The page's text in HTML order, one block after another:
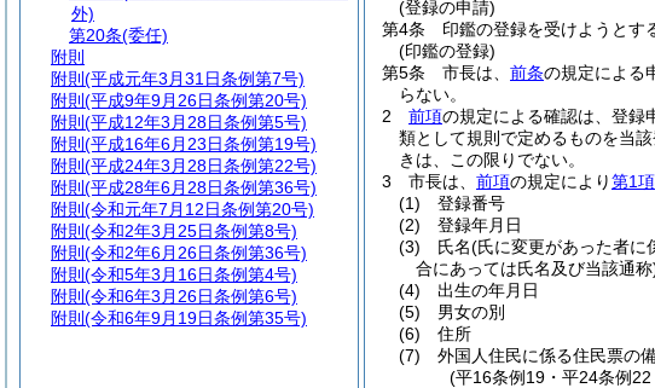
(登録の申請)
第4条
印鑑の登録を受けようとす
(印鑑の登録)
第5条
市長は、 前条の規定による
らない。
2
前項の規定による確認は、登録
類として規則で定めるものを当
きは、この限りでない。
3
市長は、 前項の規定により第1項
(1)
登録番号
(2)
登録年月日
(3)
氏名(氏に変更があった者に
合にあっては氏名及び当該通称
(4)
出生の年月日
(5)
男女の別
(6)
住所
(7)
外国人住民に係る住民票の
(平16条例19・平24条例
外)
第20条(委任)
附則
附則 (平成元年3月31日条例第7号)
附則 (平成9年9月26日条例第20号)
附則 (平成12年3月28日条例第5号)
附則 (平成16年6月23日条例第19号)
附則 (平成24年3月28日条例第22号)
附則 (平成28年6月28日条例第36号)
附則 (令和元年7月12日条例第20号)
附則 (令和2年3月25日条例第8号)
附則 (令和2年6月26日条例第36号)
附則 (令和5年3月16日条例第4号)
附則 (令和6年3月26日条例第6号)
附則 (令和6年9月19日条例第35号)